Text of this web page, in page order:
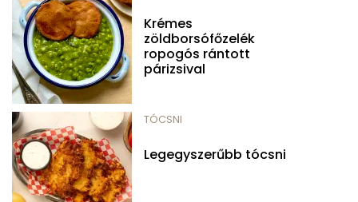
Krémes
zöldborsófőzelék
ropogós rántott
párizsival
TÓCSNI
Legegyszerűbb tócsni